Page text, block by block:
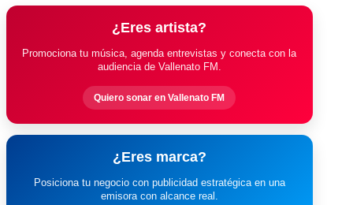
¿Eres artista?
Promociona tu música, agenda entrevistas y conecta con la
audiencia de Vallenato FM.
Quiero sonar en Vallenato FM
¿Eres marca?
Posiciona tu negocio con publicidad estratégica en una
emisora con alcance real.